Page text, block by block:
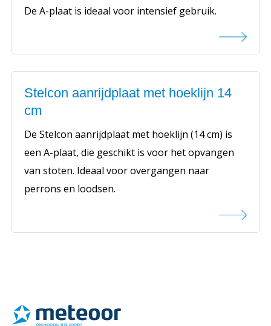
De A-plaat is ideaal voor intensief gebruik.
Stelcon aanrijdplaat met hoeklijn 14
cm
De Stelcon aanrijdplaat met hoeklijn (14 cm) is
een A-plaat, die geschikt is voor het opvangen
van stoten. Ideaal voor overgangen naar
perrons en loodsen.